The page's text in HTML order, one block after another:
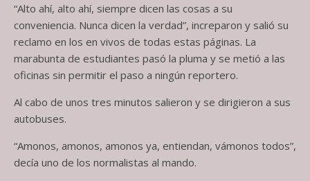
“Alto ahí, alto ahí, siempre dicen las cosas a su
conveniencia. Nunca dicen la verdad”, increparon y salió su
reclamo en los en vivos de todas estas páginas. La
marabunta de estudiantes pasó la pluma y se metió a las
oficinas sin permitir el paso a ningún reportero.
Al cabo de unos tres minutos salieron y se dirigieron a sus
autobuses.
“Amonos, amonos, amonos ya, entiendan, vámonos todos”,
decía uno de los normalistas al mando.